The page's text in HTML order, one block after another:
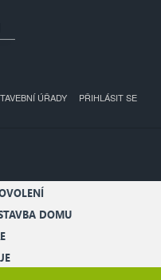
PŘIHLÁSIT SE
ÚŘADY
DOMU